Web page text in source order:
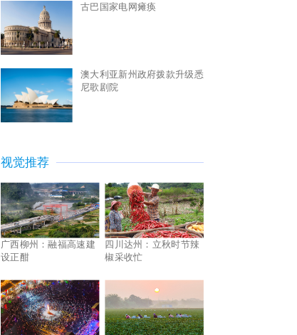
古巴国家电网瘫痪
澳大利亚新州政府拨款升级悉
尼歌剧院
视觉推荐
广西柳州：融福高速建
设正酣
四川达州：立秋时节辣
椒采收忙